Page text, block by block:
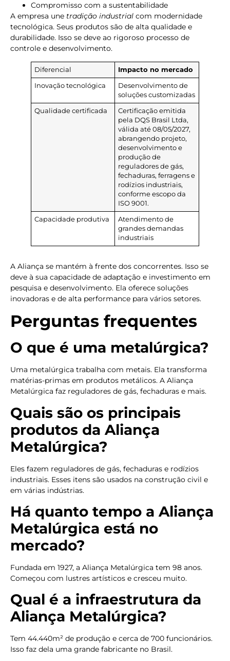
Compromisso com a sustentabilidade
A empresa une tradição industrial com modernidade
tecnológica. Seus produtos são de alta qualidade e
durabilidade. Isso se deve ao rigoroso processo de
controle e desenvolvimento.
Diferencial Impacto no mercado
Inovação tecnológica
Desenvolvimento de
soluções customizadas
Qualidade certificada
Certificação emitida
pela DQS Brasil Ltda,
válida até 08/05/2027,
abrangendo projeto,
desenvolvimento e
produção de
reguladores de gás,
fechaduras, ferragens e
rodízios industriais,
conforme escopo da
ISO 9001.
Capacidade produtiva
Atendimento de
grandes demandas
industriais
A Aliança se mantém à frente dos concorrentes. Isso se
deve à sua capacidade de adaptação e investimento em
pesquisa e desenvolvimento. Ela oferece soluções
inovadoras e de alta performance para vários setores.
Perguntas frequentes
O que é uma metalúrgica?
Uma metalúrgica trabalha com metais. Ela transforma
matérias-primas em produtos metálicos. A Aliança
Metalúrgica faz reguladores de gás, fechaduras e mais.
Quais são os principais
produtos da Aliança
Metalúrgica?
Eles fazem reguladores de gás, fechaduras e rodízios
industriais. Esses itens são usados na construção civil e
em várias indústrias.
Há quanto tempo a Aliança
Metalúrgica está no
mercado?
Fundada em 1927, a Aliança Metalúrgica tem 98 anos.
Começou com lustres artísticos e cresceu muito.
Qual é a infraestrutura da
Aliança Metalúrgica?
Tem 44.440m² de produção e cerca de 700 funcionários.
Isso faz dela uma grande fabricante no Brasil.